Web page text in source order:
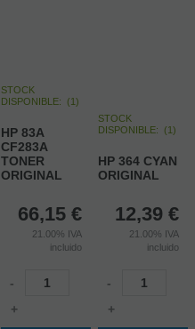
STOCK
DISPONIBLE: (1)
HP 83A
CF283A
TONER
ORIGINAL
66,15 €
21.00% IVA
incluido
-
+
STOCK
DISPONIBLE: (1)
HP 364 CYAN
ORIGINAL
12,39 €
21.00% IVA
incluido
-
+